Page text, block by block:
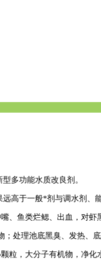
多功能水质改良剂。
高于一般*剂与调水剂
、鱼类烂鳃、出血，对虾
处理池底黑臭、发热、底
粒，大分子有机物，净